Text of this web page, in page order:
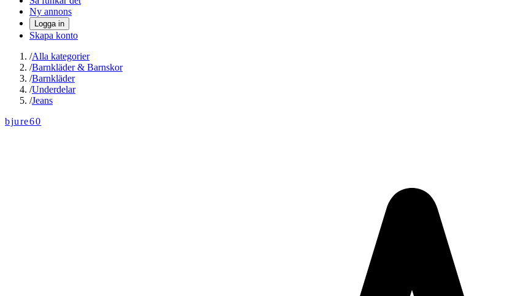
Ny annons
Logga in
Skapa konto
/Alla kategorier
/Barnkläder & Barnskor
/Barnkläder
/Underdelar
/Jeans
bjure60